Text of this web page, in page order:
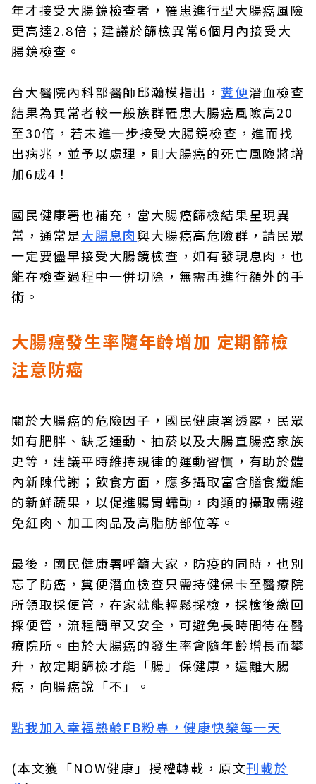
年才接受大腸鏡檢查者，罹患進行型大腸癌風險
更高達2.8倍；建議於篩檢異常6個月內接受大
腸鏡檢查。
台大醫院內科部醫師邱瀚模指出，糞便潛血檢查
結果為異常者較一般族群罹患大腸癌風險高20
至30倍，若未進一步接受大腸鏡檢查，進而找
出病兆，並予以處理，則大腸癌的死亡風險將增
加6成4！
國民健康署也補充，當大腸癌篩檢結果呈現異
常，通常是大腸息肉與大腸癌高危險群，請民眾
一定要儘早接受大腸鏡檢查，如有發現息肉，也
能在檢查過程中一併切除，無需再進行額外的手
術。
大腸癌發生率隨年齡增加 定期篩檢
注意防癌
關於大腸癌的危險因子，國民健康署透露，民眾
如有肥胖、缺乏運動、抽菸以及大腸直腸癌家族
史等，建議平時維持規律的運動習慣，有助於體
內新陳代謝；飲食方面，應多攝取富含膳食纖維
的新鮮蔬果，以促進腸胃蠕動，肉類的攝取需避
免紅肉、加工肉品及高脂肪部位等。
最後，國民健康署呼籲大家，防疫的同時，也別
忘了防癌，糞便潛血檢查只需持健保卡至醫療院
所領取採便管，在家就能輕鬆採檢，採檢後繳回
採便管，流程簡單又安全，可避免長時間待在醫
療院所。由於大腸癌的發生率會隨年齡增長而攀
升，故定期篩檢才能「腸」保健康，遠離大腸
癌，向腸癌說「不」。
點我加入幸福熟齡FB粉專，健康快樂每一天
(本文獲「NOW健康」授權轉載，原文刊載於